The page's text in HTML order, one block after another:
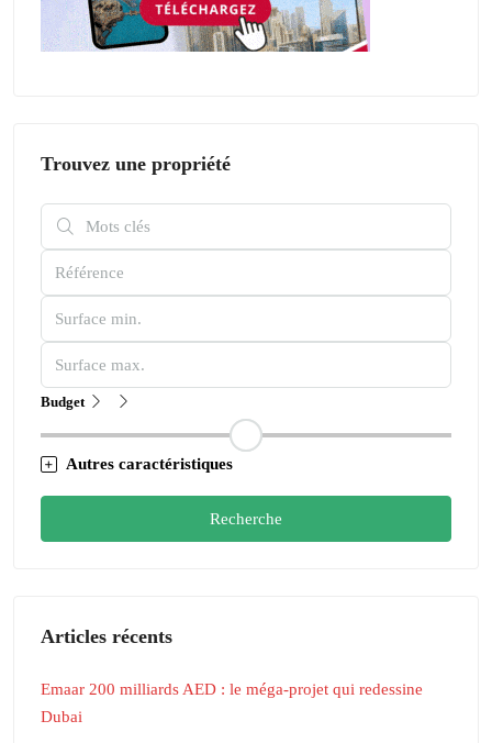
Trouvez une propriété
Budget
Autres caractéristiques
Recherche
Articles récents
Emaar 200 milliards AED : le méga-projet qui redessine
Dubai